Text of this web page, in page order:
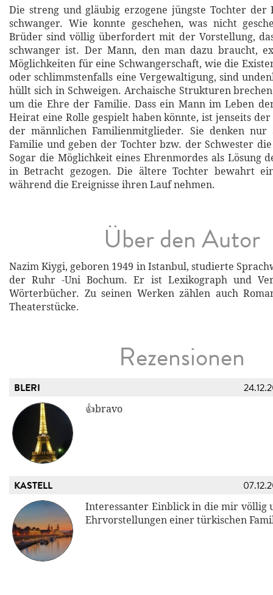
Die streng und gläubig erzogene jüngste Tochter der
schwanger. Wie konnte geschehen, was nicht
Brüder sind völlig überfordert mit der Vorstellung,
schwanger ist. Der Mann, den man dazu braucht,
Möglichkeiten für eine Schwangerschaft, wie die
oder schlimmstenfalls eine Vergewaltigung, sind
hüllt sich in Schweigen. Archaische Strukturen
um die Ehre der Familie. Dass ein Mann im Leben
Heirat eine Rolle gespielt haben könnte, ist jenseits
der männlichen Familienmitglieder. Sie denken
Familie und geben der Tochter bzw. der Schwester
Sogar die Möglichkeit eines Ehrenmordes als Lösung
in Betracht gezogen. Die ältere Tochter bewahrt
während die Ereignisse ihren Lauf nehmen.
Über den Autor
Nazim Kiygi, geboren 1949 in Istanbul, studierte
der Ruhr -Uni Bochum. Er ist Lexikograph und
Wörterbücher. Zu seinen Werken zählen auch
Theaterstücke.
Rezensionen
BLERI
👍bravo
KASTELL
Interessanter Einblick in die mir völlig
Ehrvorstellungen einer türkischen